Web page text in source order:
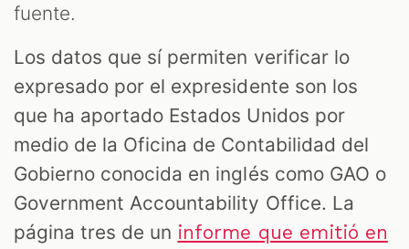
fuente.
Los datos que sí permiten verificar lo
expresado por el expresidente son los
que ha aportado Estados Unidos por
medio de la Oficina de Contabilidad del
Gobierno conocida en inglés como GAO o
Government Accountability Office. La
página tres de un informe que emitió en